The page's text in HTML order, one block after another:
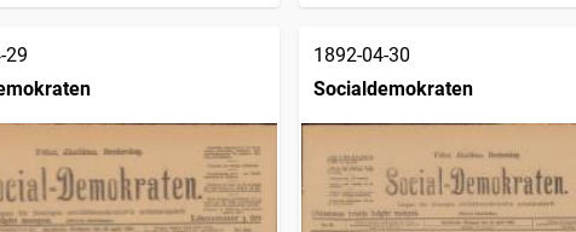
29
1892-04-30
Socialdemokraten